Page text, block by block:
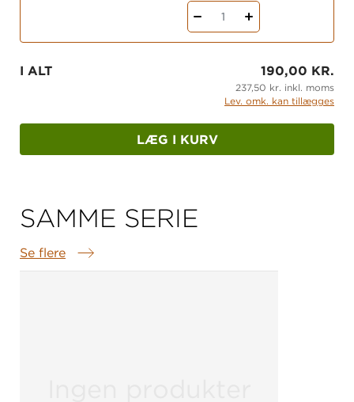
1
I ALT 190,00 KR.
237,50 kr. inkl. moms
Lev. omk. kan tillægges
LÆG I KURV
SAMME SERIE
Se flere
Samme serie